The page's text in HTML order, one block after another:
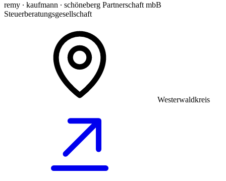
remy ∙ kaufmann ∙ schöneberg Partnerschaft mbB
Steuerberatungsgesellschaft
Westerwaldkreis